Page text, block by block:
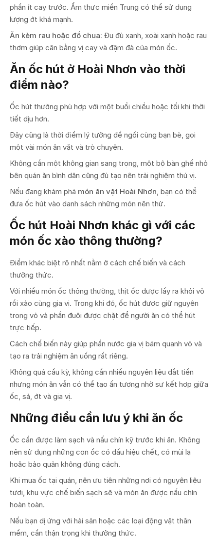
phần ít cay trước. Ẩm thực miền Trung có thể sử dụng
lượng ớt khá mạnh.
Ăn kèm rau hoặc đồ chua: Đu đủ xanh, xoài xanh hoặc rau
thơm giúp cân bằng vị cay và đậm đà của món ốc.
Ăn ốc hút ở Hoài Nhơn vào thời
điểm nào?
Ốc hút thường phù hợp với một buổi chiều hoặc tối khi thời
tiết dịu hơn.
Đây cũng là thời điểm lý tưởng để ngồi cùng bạn bè, gọi
một vài món ăn vặt và trò chuyện.
Không cần một không gian sang trọng, một bộ bàn ghế nhỏ
bên quán ăn bình dân cũng đủ tạo nên trải nghiệm thú vị.
Nếu đang khám phá món ăn vặt Hoài Nhơn , bạn có thể
đưa ốc hút vào danh sách những món nên thử.
Ốc hút Hoài Nhơn khác gì với các
món ốc xào thông thường?
Điểm khác biệt rõ nhất nằm ở cách chế biến và cách
thưởng thức.
Với nhiều món ốc thông thường, thịt ốc được lấy ra khỏi vỏ
rồi xào cùng gia vị. Trong khi đó, ốc hút được giữ nguyên
trong vỏ và phần đuôi được chặt để người ăn có thể hút
trực tiếp.
Cách chế biến này giúp phần nước gia vị bám quanh vỏ và
tạo ra trải nghiệm ăn uống rất riêng.
Không quá cầu kỳ, không cần nhiều nguyên liệu đắt tiền
nhưng món ăn vẫn có thể tạo ấn tượng nhờ sự kết hợp giữa
ốc, sả, ớt và gia vị.
Những điều cần lưu ý khi ăn ốc
Ốc cần được làm sạch và nấu chín kỹ trước khi ăn. Không
nên sử dụng những con ốc có dấu hiệu chết, có mùi lạ
hoặc bảo quản không đúng cách.
Khi mua ốc tại quán, nên ưu tiên những nơi có nguyên liệu
tươi, khu vực chế biến sạch sẽ và món ăn được nấu chín
hoàn toàn.
Nếu bạn dị ứng với hải sản hoặc các loại động vật thân
mềm, cần thận trọng khi thưởng thức.